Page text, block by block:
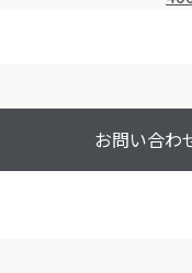
ズ
お問い合わ